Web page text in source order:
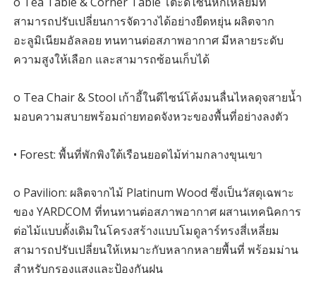
สามารถปรับเปลี่ยนการจัดวางได้อย่างยืดหยุ่น ผลิตจาก
อะลูมิเนียมอัลลอย ทนทานต่อสภาพอากาศ มีหลายระดับ
ความสูงให้เลือก และสามารถซ้อนเก็บได้
o Tea Chair & Stool เก้าอี้ในดีไซน์โค้งมนลื่นไหลดุจสายน้ำ
มอบความสบายพร้อมถ่ายทอดจังหวะของพื้นที่อย่างลงตัว
• Forest: พื้นที่พักพิงใต้เรือนยอดไม้ท่ามกลางขุนเขา
o Pavilion: ผลิตจากไม้ Platinum Wood ซึ่งเป็นวัสดุเฉพาะ
ของ YARDCOM ที่ทนทานต่อสภาพอากาศ ผสานเทคนิคการ
ต่อไม้แบบดั้งเดิมในโครงสร้างแบบโมดูลาร์ทรงสี่เหลี่ยม
สามารถปรับเปลี่ยนให้เหมาะกับหลากหลายพื้นที่ พร้อมม่าน
สำหรับกรองแสงและป้องกันฝน